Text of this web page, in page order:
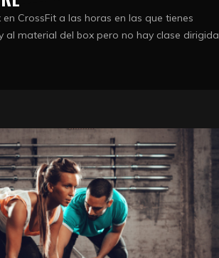
CrossFit a las horas en las que tienes
al material del box pero no hay clase dirigida